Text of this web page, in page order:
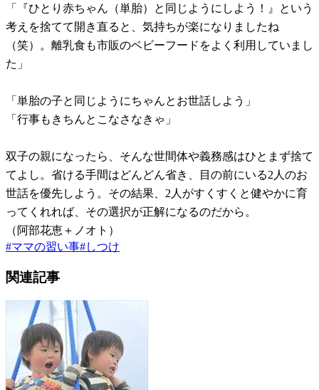
「『ひとり赤ちゃん（単胎）と同じようにしよう！』という
考えを捨てて開き直ると、気持ちが楽になりましたね
（笑）。離乳食も市販のベビーフードをよく利用していまし
た」
「単胎の子と同じようにちゃんとお世話しよう」
「行事もきちんとこなさなきゃ」
双子の親になったら、そんな世間体や義務感はひとまず捨て
てよし。省ける手間はどんどん省き、目の前にいる2人のお
世話を優先しよう。その結果、2人がすくすくと健やかに育
ってくれれば、その選択が正解になるのだから。
（阿部花恵＋ノオト）
#ママの習い事#しつけ
関連記事